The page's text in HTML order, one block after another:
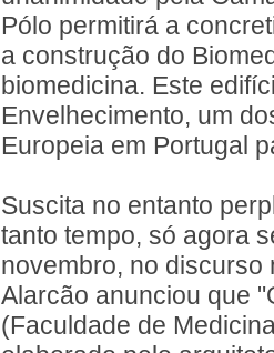
Pólo permitirá a
a construção do
biomedicina. Este
Envelhecimento, um
Europeia em Portugal
Suscita no entanto
tanto tempo, só agora
novembro, no discurso
Alarcão anunciou que
(Faculdade de